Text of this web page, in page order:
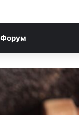
Форум